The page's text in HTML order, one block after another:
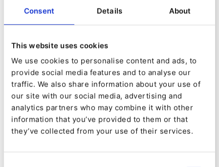
Consent Details About
This website uses cookies
We use cookies to personalise content and ads, to
provide social media features and to analyse our
traffic. We also share information about your use of
our site with our social media, advertising and
analytics partners who may combine it with other
information that you’ve provided to them or that
they’ve collected from your use of their services.
précautions supplémentaires lorsqu'il s'agit de
décider quand et comment mettre en œuvre la
technologie du libre-service. En soi, la
technologie n'est pas synonyme d'expérience
client supérieure ou de clients plus satisfaits. Ce
qui compte, c'est l'interface utilisateur et la
manière dont vous intégrez les outils de libre-
service dans l'écosystème plus large du service à
la clientèle.
5. Cohérence sur tous les canaux